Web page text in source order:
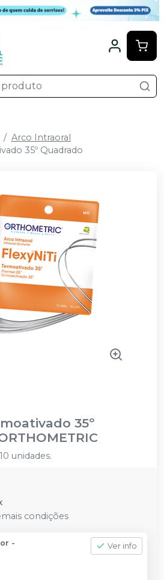
Arco Intraoral
35º Quadrado
35º
unidades.
condições
-
Ver info